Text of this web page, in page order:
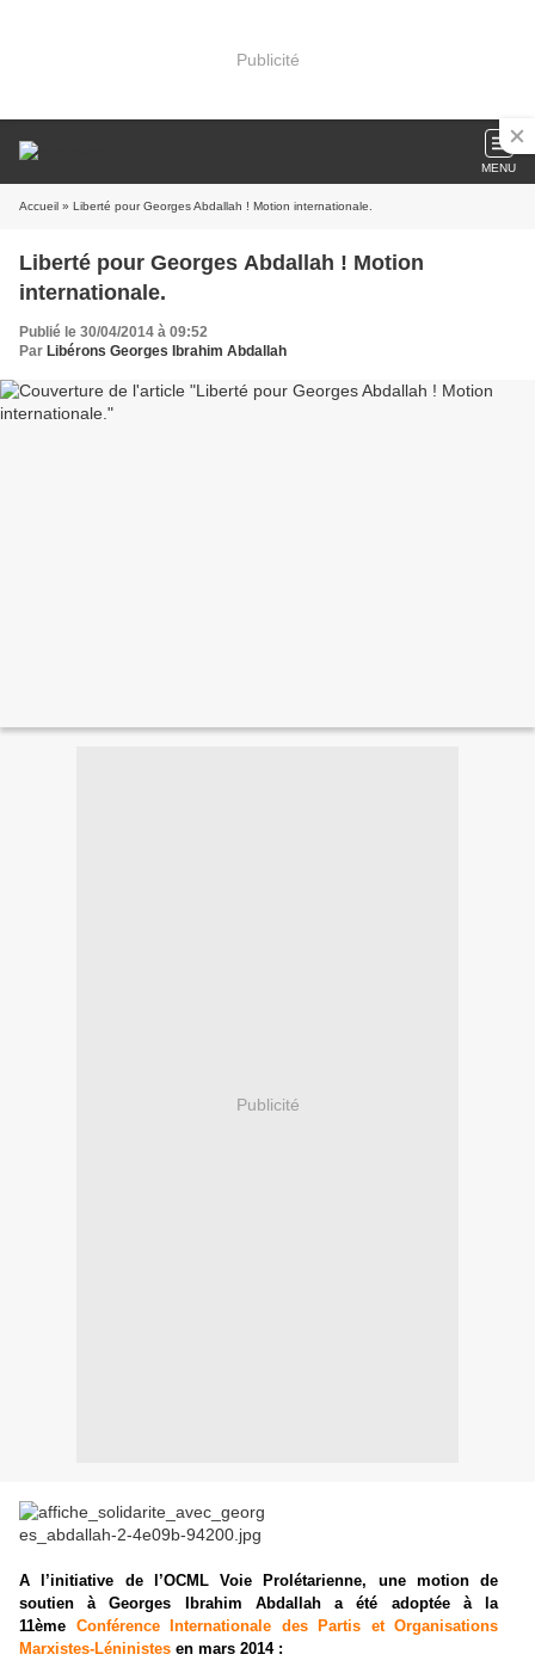
Publicité
MENU
Accueil » Liberté pour Georges Abdallah ! Motion internationale.
Liberté pour Georges Abdallah ! Motion
internationale.
Publié le 30/04/2014 à 09:52
Par Libérons Georges Ibrahim Abdallah
Publicité
A l’initiative de l’OCML Voie Prolétarienne, une motion de
soutien à Georges Ibrahim Abdallah a été adoptée à la
11ème Conférence Internationale des Partis et Organisations
Marxistes-Léninistes en mars 2014 :